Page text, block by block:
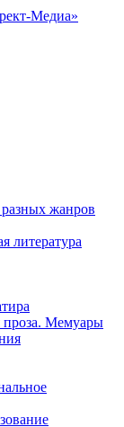
Медиа»
жанров
литература
проза. Мемуары